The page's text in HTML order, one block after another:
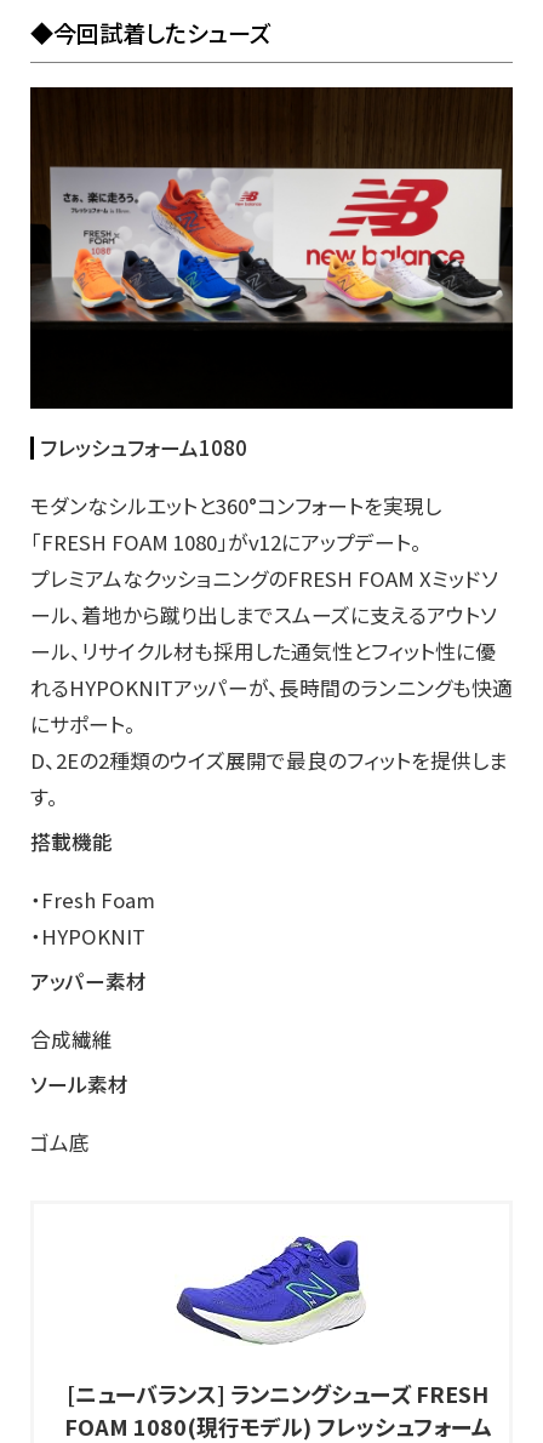
◆今回試着したシューズ
フレッシュフォーム1080
モダンなシルエットと360°コンフォートを実現し
「FRESH FOAM 1080」がv12にアップデート。
プレミアムなクッショニングのFRESH FOAM Xミッドソ
ール、着地から蹴り出しまでスムーズに支えるアウトソ
ール、リサイクル材も採用した通気性とフィット性に優
れるHYPOKNITアッパーが、長時間のランニングも快適
にサポート。
D、2Eの2種類のウイズ展開で最良のフィットを提供しま
す。
搭載機能
・Fresh Foam
・HYPOKNIT
アッパー素材
合成繊維
ソール素材
ゴム底
[ニューバランス] ランニングシューズ FRESH
FOAM 1080(現行モデル) フレッシュフォーム